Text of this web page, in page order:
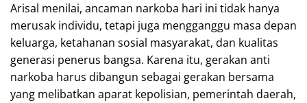
Arisal menilai, ancaman narkoba hari ini tidak hanya
merusak individu, tetapi juga mengganggu masa depan
keluarga, ketahanan sosial masyarakat, dan kualitas
generasi penerus bangsa. Karena itu, gerakan anti
narkoba harus dibangun sebagai gerakan bersama
yang melibatkan aparat kepolisian, pemerintah daerah,